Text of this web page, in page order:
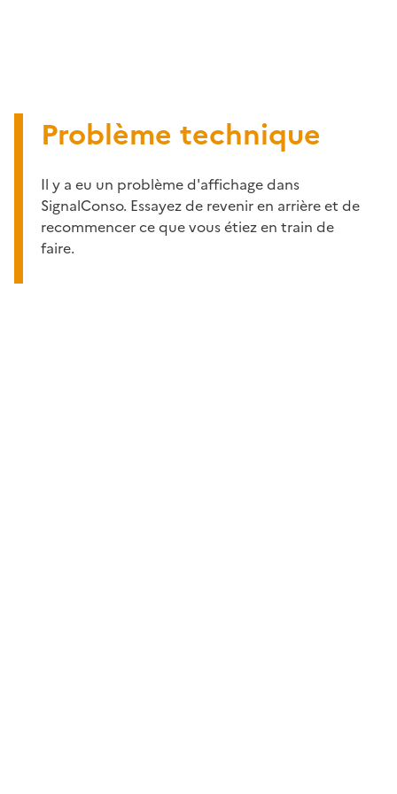
Problème technique
Il y a eu un problème d'affichage dans
SignalConso. Essayez de revenir en arrière et de
recommencer ce que vous étiez en train de
faire.